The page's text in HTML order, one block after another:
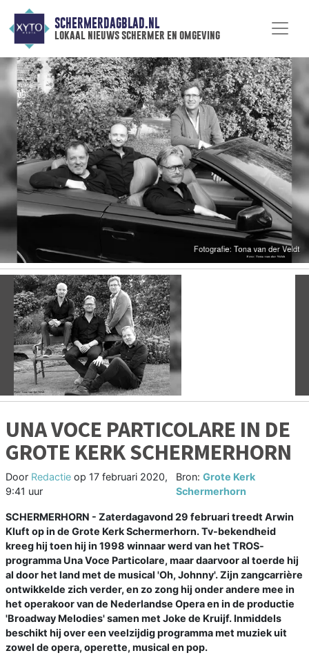
SCHERMERDAGBLAD.NL
lokaal nieuws schermer en omgeving
Vorige
UNA VOCE PARTICOLARE IN DE
GROTE KERK SCHERMERHORN
Door Redactie op 17 februari 2020,
9:41 uur
Bron: Grote Kerk
Schermerhorn
SCHERMERHORN - Zaterdagavond 29 februari treedt Arwin
Kluft op in de Grote Kerk Schermerhorn. Tv-bekendheid
kreeg hij toen hij in 1998 winnaar werd van het TROS-
programma Una Voce Particolare, maar daarvoor al toerde hij
al door het land met de musical 'Oh, Johnny'. Zijn zangcarrière
ontwikkelde zich verder, en zo zong hij onder andere mee in
het operakoor van de Nederlandse Opera en in de productie
'Broadway Melodies' samen met Joke de Kruijf. Inmiddels
beschikt hij over een veelzijdig programma met muziek uit
zowel de opera, operette, musical en pop.